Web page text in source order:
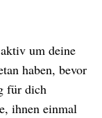
um deine
haben, bevor
für dich
ihnen einmal